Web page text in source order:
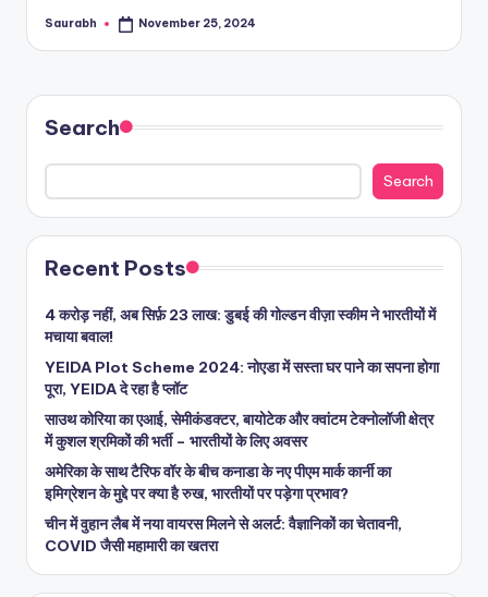
Posted
Saurabh November 25, 2024
Search
Search
Recent Posts
4 करोड़ नहीं, अब सिर्फ़ 23 लाख: डुबई की गोल्डन वीज़ा स्कीम ने भारतीयों में
मचाया बवाल!
YEIDA Plot Scheme 2024: नोएडा में सस्ता घर पाने का सपना होगा
पूरा, YEIDA दे रहा है प्लॉट
साउथ कोरिया का एआई, सेमीकंडक्टर, बायोटेक और क्वांटम टेक्नोलॉजी क्षेत्र
में कुशल श्रमिकों की भर्ती – भारतीयों के लिए अवसर
अमेरिका के साथ टैरिफ वॉर के बीच कनाडा के नए पीएम मार्क कार्नी का
इमिग्रेशन के मुद्दे पर क्या है रुख, भारतीयों पर पड़ेगा प्रभाव?
चीन में वुहान लैब में नया वायरस मिलने से अलर्ट: वैज्ञानिकों का चेतावनी,
COVID जैसी महामारी का खतरा